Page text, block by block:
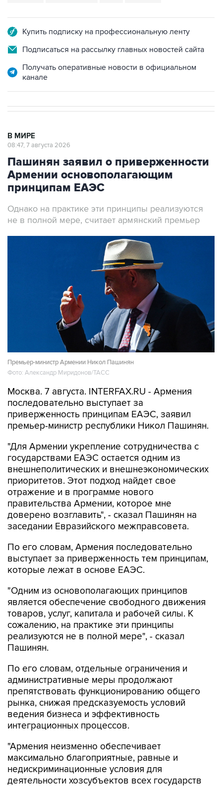
Купить подписку на профессиональную ленту
Подписаться на рассылку главных новостей сайта
Получать оперативные новости в официальном
канале
В МИРЕ
08:47, 7 августа 2026
Пашинян заявил о приверженности
Армении основополагающим
принципам ЕАЭС
Однако на практике эти принципы реализуются
не в полной мере, считает армянский премьер
Премьер-министр Армении Никол Пашинян
Фото: Александр Миридонов/ТАСС
Москва. 7 августа. INTERFAX.RU - Армения
последовательно выступает за
приверженность принципам ЕАЭС, заявил
премьер-министр республики Никол Пашинян.
"Для Армении укрепление сотрудничества с
государствами ЕАЭС остается одним из
внешнеполитических и внешнеэкономических
приоритетов. Этот подход найдет свое
отражение и в программе нового
правительства Армении, которое мне
доверено возглавить", - сказал Пашинян на
заседании Евразийского межправсовета.
По его словам, Армения последовательно
выступает за приверженность тем принципам,
которые лежат в основе ЕАЭС.
"Одним из основополагающих принципов
является обеспечение свободного движения
товаров, услуг, капитала и рабочей силы. К
сожалению, на практике эти принципы
реализуются не в полной мере", - сказал
Пашинян.
По его словам, отдельные ограничения и
административные меры продолжают
препятствовать функционированию общего
рынка, снижая предсказуемость условий
ведения бизнеса и эффективность
интеграционных процессов.
"Армения неизменно обеспечивает
максимально благоприятные, равные и
недискриминационные условия для
деятельности хозсубъектов всех государств